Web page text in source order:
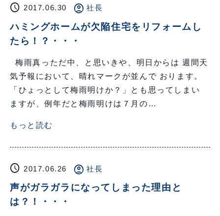
schedule 2017.06.30 account_circle 社長
ハミングホームが欠陥住宅をリフォームし
たら！？・・・
梅雨真っただ中、と思いきや、明日からは 週間天
気予報において、晴れマークが並んで おります。
「ひょっとして梅雨明けか？」とも思ってしまい
ますが、例年だと梅雨明けは７月の…
もっと読む
schedule 2017.06.26 account_circle 社長
声がガラガラになってしまった理由と
は？！・・・